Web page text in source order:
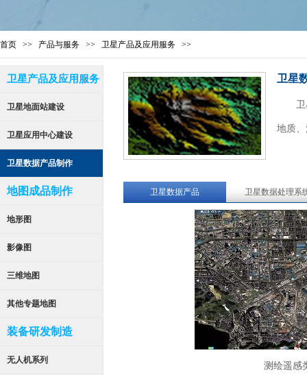
首页 >> 产品与服务 >> 卫星产品及应用服务 >>
卫星产品及应用服务 卫星
地质
卫星地面站建设
卫星应用中心建设
卫星数据产品制作
地图成品制作 卫星数据产品 卫星数据处理系
测
地形图
影像图
三维地图
其他专题地图
装备研发制造
无人机系列